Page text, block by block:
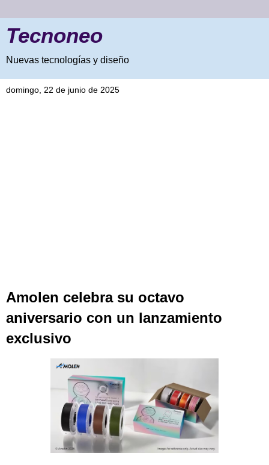
Tecnoneo
Nuevas tecnologías y diseño
domingo, 22 de junio de 2025
Amolen celebra su octavo
aniversario con un lanzamiento
exclusivo